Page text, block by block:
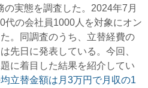
実態を調査した。2024年7月
代の会社員1000人を対象にオン
。同調査のうち、立替経費の
先日に発表している。今回、
に着目した結果を紹介してい
立替金額は月3万円で月収の1